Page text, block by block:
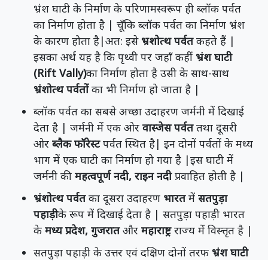
भ्रंश घाटी के निर्माण के परिणामस्वरूप ही ब्लॉक पर्वत
का निर्माण होता है | चूँकि ब्लॉक पर्वत का निर्माण भ्रंश
के कारण होता है|अत: इसेभ्रशोत्थ पर्वतकहते हैं |
इसका अर्थ यह है कि पृथ्वी पर जहाँ कहीं भ्रंश घाटी
(Rift Vally)का निर्माण होता है उसी के साथ-साथ
भ्रंशोत्थ पर्वतोंका भी निर्माण हो जाता है |
ब्लॉक पर्वत का सबसे अच्छा उदाहरण जर्मनी में दिखाई
देता है | जर्मनी में एक ओर वास्जेस पर्वततथा दूसरी
ओर ब्लैक फॉरेस्टपर्वत स्थित है| इन दोनों पर्वतों के मध्य
भाग में एक घाटी का निर्माण हो गया है |इस घाटी में
जर्मनी की महत्वपूर्ण नदी, राइन नदीप्रवाहित होती है |
भ्रंशोत्थ पर्वतका दूसरा उदाहरण भारतमें सतपुड़ा
पहाड़ीके रूप में दिखाई देता है | सतपुड़ा पहाड़ी भारत
के मध्य प्रदेश, गुजरातऔर महाराष्ट्रराज्य में विस्त्तृत है |
सतपुड़ा पहाड़ी के उत्तर एवं दक्षिण दोनों तरफ भ्रंश घाटी